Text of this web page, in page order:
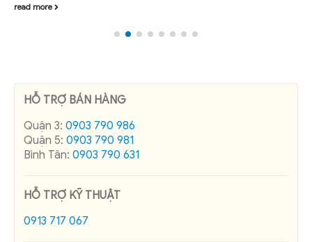
read more
HỖ TRỢ BÁN HÀNG
Quận 3: 0903 790 986
Quận 5: 0903 790 981
Bình Tân: 0903 790 631
HỖ TRỢ KỸ THUẬT
0913 717 067